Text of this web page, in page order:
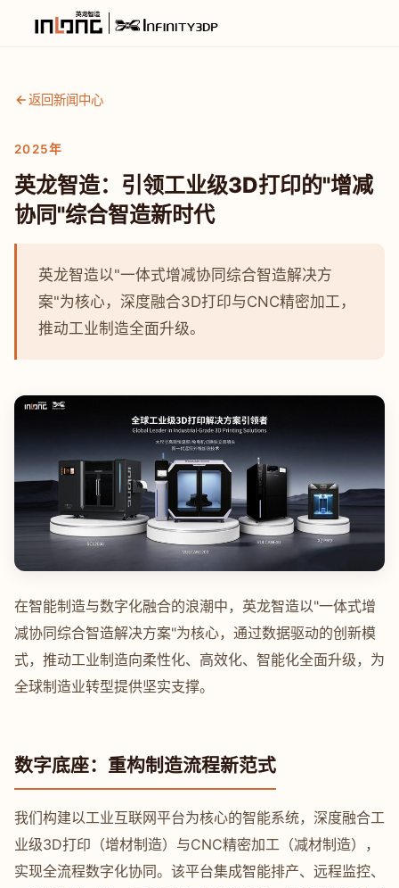
返回新闻中心
2025年
英龙智造：引领工业级3D打印的"增减
协同"综合智造新时代
英龙智造以"一体式增减协同综合智造解决方
案"为核心，深度融合3D打印与CNC精密加工，
推动工业制造全面升级。
在智能制造与数字化融合的浪潮中，英龙智造以"一体式增
减协同综合智造解决方案"为核心，通过数据驱动的创新模
式，推动工业制造向柔性化、高效化、智能化全面升级，为
全球制造业转型提供坚实支撑。
数字底座：重构制造流程新范式
我们构建以工业互联网平台为核心的智能系统，深度融合工
业级3D打印（增材制造）与CNC精密加工（减材制造），
实现全流程数字化协同。该平台集成智能排产、远程监控、